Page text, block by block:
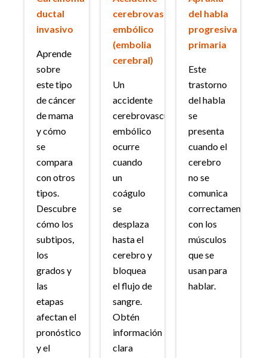
ductal
invasivo
Aprende
sobre
este tipo
de cáncer
de mama
y cómo
se
compara
con otros
tipos.
Descubre
cómo los
subtipos,
los
grados y
las
etapas
afectan el
pronóstico
y el
cerebrovascular
embólico
(embolia
cerebral)
Un
accidente
cerebrovascular
embólico
ocurre
cuando
un
coágulo
se
desplaza
hasta el
cerebro y
bloquea
el flujo de
sangre.
Obtén
información
clara
del habla
progresiva
primaria
Este
trastorno
del habla
se
presenta
cuando el
cerebro
no se
comunica
correctamente
con los
músculos
que se
usan para
hablar.